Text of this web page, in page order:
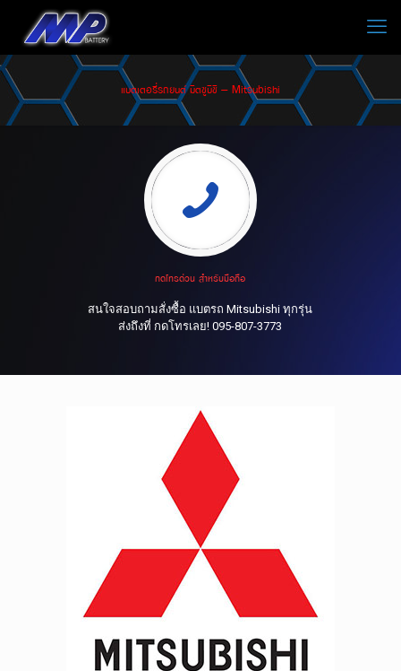
แบตเตอรี่รถยนต์ มิตซูบิชิ – Mitsubishi
กดโทรด่วน สำหรับมือถือ
สนใจสอบถามสั่งซื้อ แบตรถ Mitsubishi ทุกรุ่น
ส่งถึงที่ กดโทรเลย! 095-807-3773